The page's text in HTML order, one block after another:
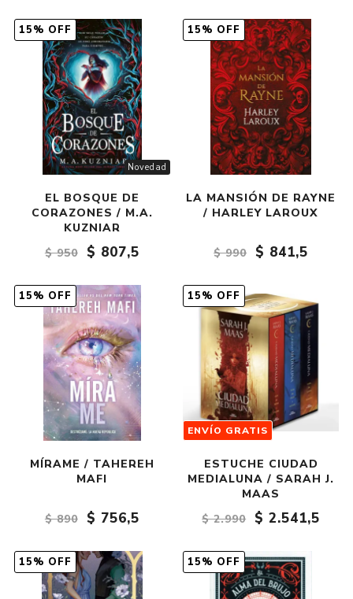
Novedad
15% OFF
EL BOSQUE DE
CORAZONES / M.A.
KUZNIAR
$ 950
$ 807,5
15% OFF
LA MANSIÓN DE RAYNE
/ HARLEY LAROUX
$ 990 $ 841,5
15% OFF
MÍRAME / TAHEREH
MAFI
$ 890 $ 756,5
15% OFF
ENVÍO GRATIS
ESTUCHE CIUDAD
MEDIALUNA / SARAH J.
MAAS
$ 2.990
$ 2.541,5
15% OFF 15% OFF